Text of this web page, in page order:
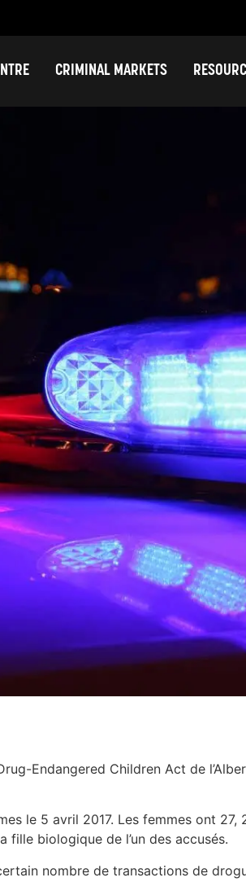
CRIMINAL MARKETS
Endangered Children Act de
le 5 avril 2017. Les femmes ont
fille biologique de l’un des accusés.
nombre de transactions de